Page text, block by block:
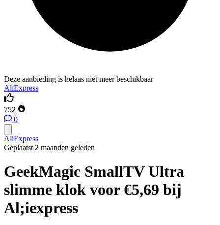
Deze aanbieding is helaas niet meer beschikbaar
AliExpress
752
0
AliExpress
Geplaatst 2 maanden geleden
GeekMagic SmallTV Ultra
slimme klok voor €5,69 bij
Al;iexpress